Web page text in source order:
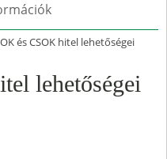
és CSOK hitel lehetőségei
lehetőségei